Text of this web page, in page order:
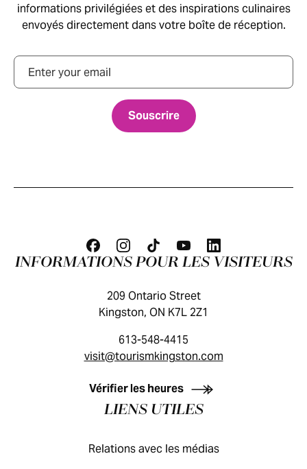
informations privilégiées et des inspirations culinaires
envoyés directement dans votre boîte de réception.
Courriel
GUIDE DES VISITEURS
INFORMATIONS POUR LES VISITEURS
209 Ontario Street
Kingston, ON K7L 2Z1
613-548-4415
visit@tourismkingston.com
Vérifier les heures
LIENS UTILES
Relations avec les médias